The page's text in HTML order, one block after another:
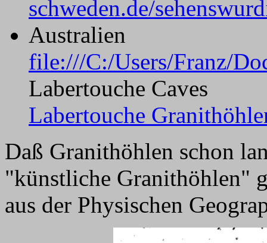
schweden.de/
Australien
file:///C:/Users/Franz/
Labertouche Caves
Labertouche
Daß Granithöhlen schon
"künstliche Granithöhlen"
aus der Physischen